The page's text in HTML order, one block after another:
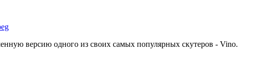
версию одного из своих самых популярных скутеров - Vino.